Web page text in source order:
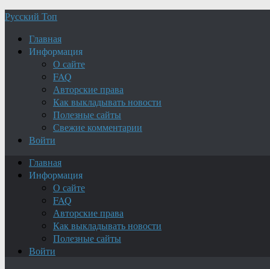
Русский Топ
Главная
Информация
О сайте
FAQ
Авторские права
Как выкладывать новости
Полезные сайты
Свежие комментарии
Войти
Главная
Информация
О сайте
FAQ
Авторские права
Как выкладывать новости
Полезные сайты
Войти